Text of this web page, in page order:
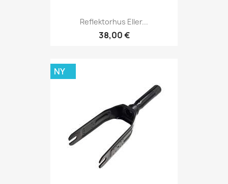
Reflektorhus Eller...
38,00 €
NY